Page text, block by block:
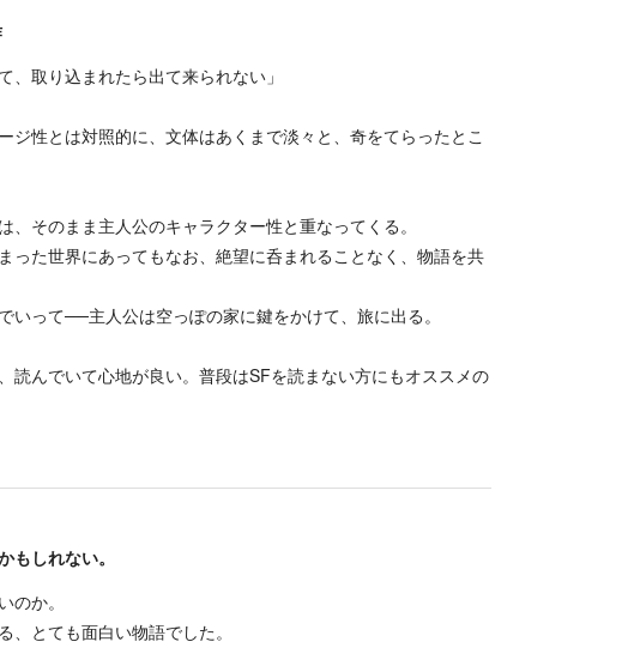
、取り込まれたら出て来られない」
ジ性とは対照的に、文体はあくまで淡々と、奇をてらったとこ
、そのまま主人公のキャラクター性と重なってくる。
った世界にあってもなお、絶望に呑まれることなく、物語を共
いって──主人公は空っぽの家に鍵をかけて、旅に出る。
読んでいて心地が良い。普段はSFを読まない方にもオススメの
もしれない。
のか。
、とても面白い物語でした。